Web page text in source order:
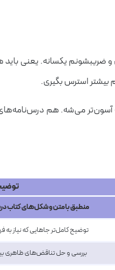
می‌شن و ضریبشونم یکسانه.
استرس بگیری.
می‌شه. هم
منطبق با متن و شکل‌های کتاب
توضیح کامل‌تر جاهایی که نیاز
بررسی و حل تناقض‌های ظاهری